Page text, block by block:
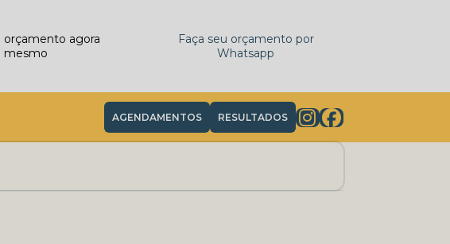
orçamento agora
mesmo
Faça seu orçamento por
Whatsapp
AGENDAMENTOS RESULTADOS